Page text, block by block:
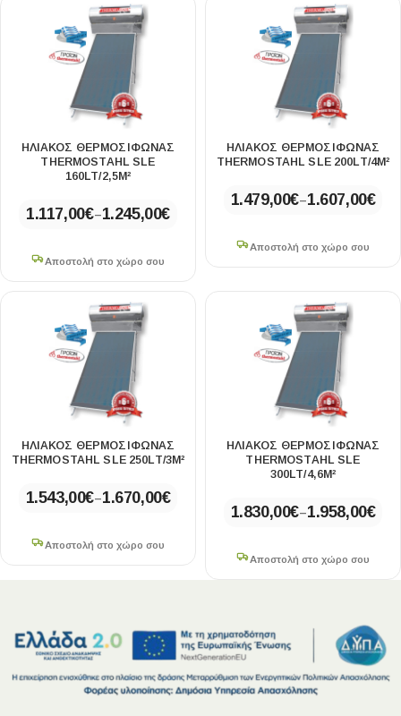
ΗΛΙΑΚΟΣ ΘΕΡΜΟΣΙΦΩΝΑΣ
THERMOSTAHL SLE
160LT/2,5M²
1.117,00€–1.245,00€
Αποστολή στο χώρο σου
ΗΛΙΑΚΟΣ ΘΕΡΜΟΣΙΦΩΝΑΣ
THERMOSTAHL SLE 200LT/4M²
1.479,00€–1.607,00€
Αποστολή στο χώρο σου
ΗΛΙΑΚΟΣ ΘΕΡΜΟΣΙΦΩΝΑΣ
THERMOSTAHL SLE 250LT/3M²
1.543,00€–1.670,00€
Αποστολή στο χώρο σου
ΗΛΙΑΚΟΣ ΘΕΡΜΟΣΙΦΩΝΑΣ
THERMOSTAHL SLE
300LT/4,6M²
1.830,00€–1.958,00€
Αποστολή στο χώρο σου